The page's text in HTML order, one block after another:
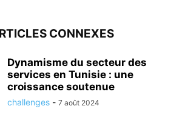
CONNEXES
Dynamisme du secteur des
services en Tunisie : une
croissance soutenue
challenges - 7 août 2024